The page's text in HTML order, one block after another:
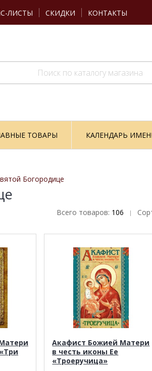
ЛИСТЫ СКИДКИ КОНТАКТЫ
ТОВАРЫ КАЛЕНДАРЬ
Богородице
Всего товаров: 106 |
Акафист Божией Матери
в честь иконы Ее
«Троеручица»